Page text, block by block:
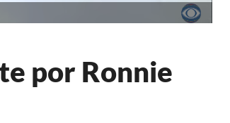
por Ronnie